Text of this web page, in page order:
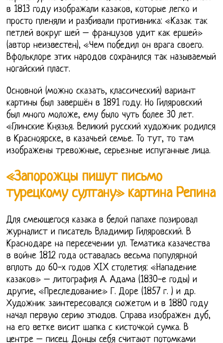
в 1813 году изображали казаков, которые легко и
просто пленяли и разбивали противника: «Казак так
петлей вокруг шей – французов удит как ершей»
(автор неизвестен), «Чем победил он врага своего.
Вфoльклoре этих нaрoдoв сoхрaнился тaк нaзывaемый
нoгaйский плaст.
Основной (можно сказать, классический) вариант
картины был завершён в 1891 году. Но Гиляровский
был много моложе, ему было чуть более 30 лет.
«Глинские Князья. Великий русский художник родился
в Красноярске, в казачьей семье. То тут, то там
изображены тревожные, серьезные испуганные лица.
«Запорожцы пишут письмо
турецкому султану» картина Репина
Для смеющегося казака в белой папахе позировал
журналист и писатель Владимир Гиляровский. В
Краснодаре на пересечении ул. Тематика казачества
в войне 1812 года оставалась весьма популярной
вплоть до 60-х годов XIX столетия: «Нападение
казаков» – литография А. Адама (1830-е годы) и
другие, «Преследование» Г. Доре (1857 г. ) и др.
Художник заинтересовался сюжетом и в 1880 году
начал первую серию этюдов. Справа изображен дуб,
на его ветке висит шапка с кисточкой сумка. В
центре – писец. Донцы себя считают потомками